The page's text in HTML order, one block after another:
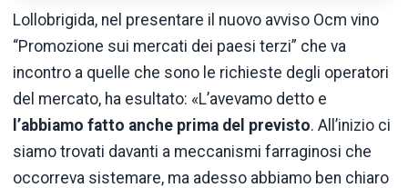
Lollobrigida, nel presentare il nuovo avviso Ocm vino
“Promozione sui mercati dei paesi terzi” che va
incontro a quelle che sono le richieste degli operatori
del mercato, ha esultato: «L’avevamo detto e
l’abbiamo fatto anche prima del previsto. All’inizio ci
siamo trovati davanti a meccanismi farraginosi che
occorreva sistemare, ma adesso abbiamo ben chiaro